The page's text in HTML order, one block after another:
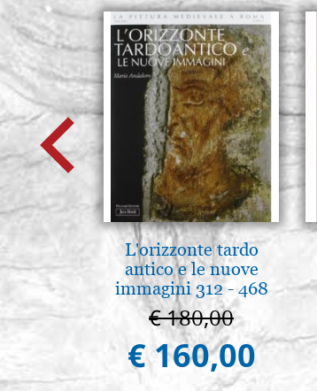
L'orizzonte tardo
antico e le nuove
immagini 312 - 468
€ 180,00
€ 160,00